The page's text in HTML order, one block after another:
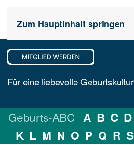
Zum Hauptinhalt springen
Für eine liebevolle Geburtskultur
Geburts-ABC A B C D
K L M N O P Q R S